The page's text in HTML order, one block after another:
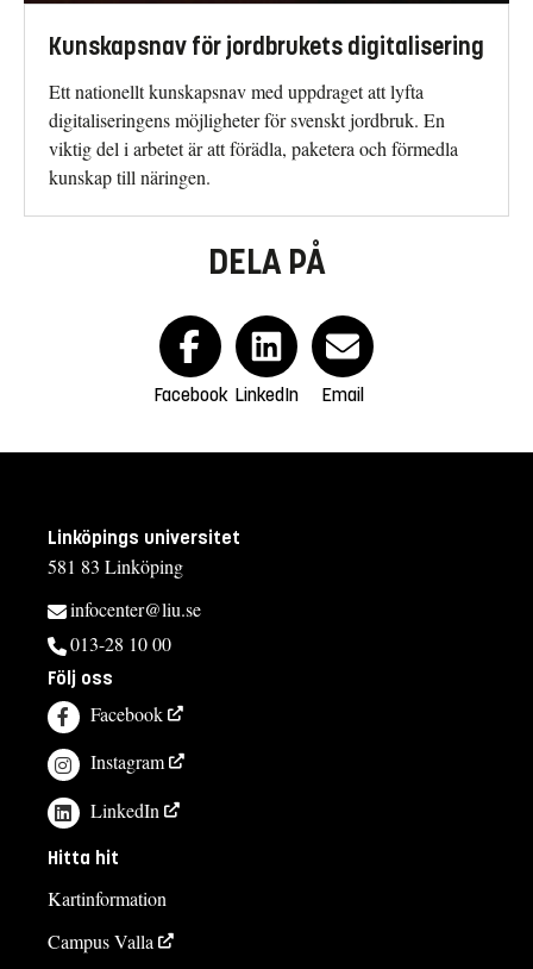
Kunskapsnav för jordbrukets digitalisering
Ett nationellt kunskapsnav med uppdraget att lyfta
digitaliseringens möjligheter för svenskt jordbruk. En
viktig del i arbetet är att förädla, paketera och förmedla
kunskap till näringen.
DELA PÅ
Facebook LinkedIn Email
Linköpings universitet
581 83 Linköping
infocenter@liu.se
013-28 10 00
Följ oss
Facebook
Instagram
LinkedIn
Hitta hit
Kartinformation
Campus Valla